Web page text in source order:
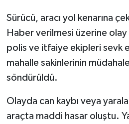
Sürücü, aracı yol kenarına
Haber verilmesi üzerine olay
polis ve itfaiye ekipleri sevk
mahalle sakinlerinin
söndürüldü.
Olayda can kaybı veya
araçta maddi hasar oluştu.